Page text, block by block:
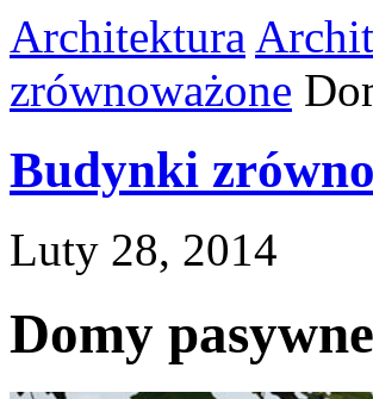
Architektura
zrównoważone
Budynki
Luty 28, 2014
Domy pasywne